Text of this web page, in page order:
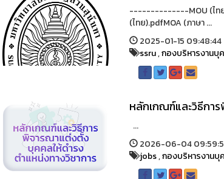
--------------MOU (ไท
(ไทย).pdfMOA (ภาษา ...
2025-01-15 09:48:44
ssru,กองบริหารงาน
หลักเกณฑ์และวิธีกา
...
2026-06-04
jobs,กองบริหารงาน